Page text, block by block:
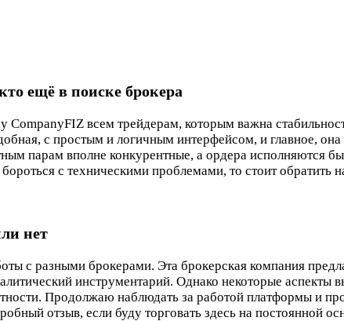
ещё в поиске брокера
всем трейдерам, которым важна
с простым и логичным интерфейсом, и главное,
парам вполне конкурентные, а ордера исполняются
с техническими проблемами, то стоит обратить
нет
с разными брокерами. Эта брокерская компания
инструментарий. Однако некоторые
Продолжаю наблюдать за работой платформы и
отзыв, если буду торговать здесь на постоянной